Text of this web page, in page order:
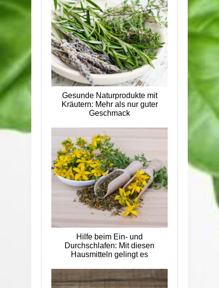
Gesunde Naturprodukte mit
Kräutern: Mehr als nur guter
Geschmack
Hilfe beim Ein- und
Durchschlafen: Mit diesen
Hausmitteln gelingt es